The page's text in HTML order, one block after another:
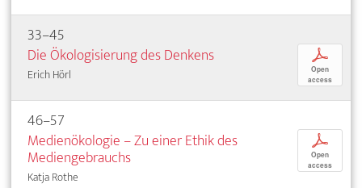
33–45
Die Ökologisierung des Denkens
Erich Hörl
p
Open
access
46–57
Medienökologie – Zu einer Ethik des
Mediengebrauchs
Katja Rothe
p
Open
access